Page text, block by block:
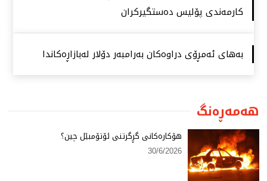
كارمەندی پۆلیس دەستگیركران
بەهای ئەمڕۆی دراوەكان بەرامبەر دۆلار لەبازاڕەكاندا
هەمەڕەنگ
هۆكارەكانی گڕگرتنی ئۆتۆمبێل چین؟
30/6/2026